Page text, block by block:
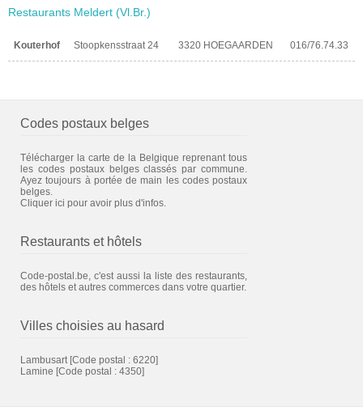
Restaurants Meldert (Vl.Br.)
Kouterhof Stoopkensstraat 24 3320 HOEGAARDEN 016/76.74.33
Codes postaux belges
Télécharger la carte de la Belgique reprenant tous
les codes postaux belges classés par commune.
Ayez toujours à portée de main les codes postaux
belges.
Cliquer ici pour avoir plus d'infos.
Restaurants et hôtels
Code-postal.be, c'est aussi la liste des restaurants,
des hôtels et autres commerces dans votre quartier.
Villes choisies au hasard
Lambusart [Code postal : 6220]
Lamine [Code postal : 4350]